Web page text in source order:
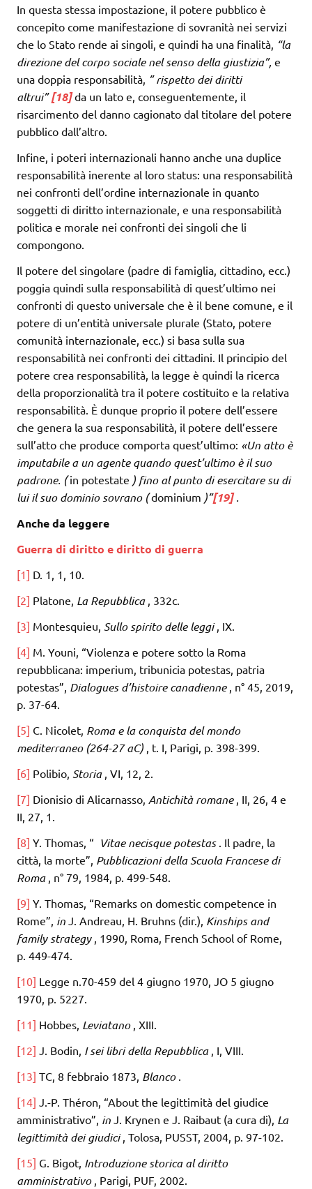
In questa stessa impostazione, il potere pubblico è
concepito come manifestazione di sovranità nei servizi
che lo Stato rende ai singoli, e quindi ha una finalità, “la
direzione del corpo sociale nel senso della giustizia”, ​​e
una doppia responsabilità, ” rispetto dei diritti
altrui”[18]da un lato e, conseguentemente, il
risarcimento del danno cagionato dal titolare del potere
pubblico dall’altro.
Infine, i poteri internazionali hanno anche una duplice
responsabilità inerente al loro status: una responsabilità
nei confronti dell’ordine internazionale in quanto
soggetti di diritto internazionale, e una responsabilità
politica e morale nei confronti dei singoli che li
compongono.
Il potere del singolare (padre di famiglia, cittadino, ecc.)
poggia quindi sulla responsabilità di quest’ultimo nei
confronti di questo universale che è il bene comune, e il
potere di un’entità universale plurale (Stato, potere
comunità internazionale, ecc.) si basa sulla sua
responsabilità nei confronti dei cittadini. Il principio del
potere crea responsabilità, la legge è quindi la ricerca
della proporzionalità tra il potere costituito e la relativa
responsabilità. È dunque proprio il potere dell’essere
che genera la sua responsabilità, il potere dell’essere
sull’atto che produce comporta quest’ultimo: «Un atto è
imputabile a un agente quando quest’ultimo è il suo
padrone. (in potestate ) fino al punto di esercitare su di
lui il suo dominio sovrano (dominium )”[19].
Anche da leggere
Guerra di diritto e diritto di guerra
[1] D. 1, 1, 10.
[2] Platone, La Repubblica, 332c.
[3] Montesquieu, Sullo spirito delle leggi, IX.
[4] M. Youni, “Violenza e potere sotto la Roma
repubblicana: imperium, tribunicia potestas, patria
potestas”, Dialogues d’histoire canadienne, n° 45, 2019,
p. 37-64.
[5] C. Nicolet, Roma e la conquista del mondo
mediterraneo (264-27 aC) , t. I, Parigi, p. 398-399.
[6] Polibio, Storia, VI, 12, 2.
[7] Dionisio di Alicarnasso, Antichità romane, II, 26, 4 e
II, 27, 1.
[8] Y. Thomas, “ Vitae necisque potestas. Il padre, la
città, la morte”, Pubblicazioni della Scuola Francese di
Roma, n° 79, 1984, p. 499-548.
[9] Y. Thomas, “Remarks on domestic competence in
Rome”, in J. Andreau, H. Bruhns (dir.), Kinships and
family strategy, 1990, Roma, French School of Rome,
p. 449-474.
[10] Legge n.70-459 del 4 giugno 1970, JO 5 giugno
1970, p. 5227.
[11] Hobbes, Leviatano, XIII.
[12] J. Bodin, I sei libri della Repubblica, I, VIII.
[13] TC, 8 febbraio 1873, Blanco.
[14] J.-P. Théron, “About the legittimità del giudice
amministrativo”, in J. Krynen e J. Raibaut (a cura di), La
legittimità dei giudici, Tolosa, PUSST, 2004, p. 97-102.
[15] G. Bigot, Introduzione storica al diritto
amministrativo, Parigi, PUF, 2002.